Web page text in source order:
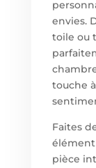
envies.
toile ou
touche
Faites
pièce